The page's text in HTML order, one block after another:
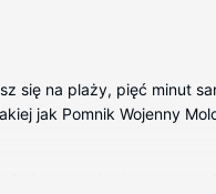
się na plaży, pięć minut
jak Pomnik Wojenny